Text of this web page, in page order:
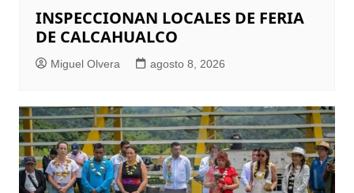
INSPECCIONAN LOCALES DE FERIA
DE CALCAHUALCO
Miguel Olvera agosto 8, 2026